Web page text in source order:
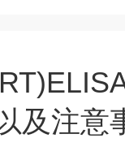
及注意